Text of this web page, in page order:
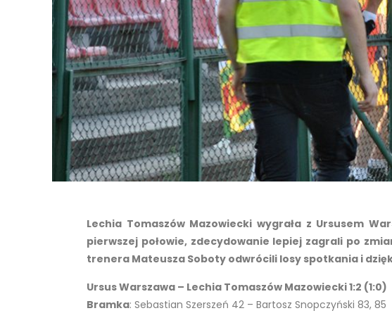
Lechia Tomaszów Mazowiecki wygrała z Ursusem
pierwszej połowie, zdecydowanie lepiej zagrali po
trenera Mateusza Soboty odwrócili losy spotkania i
Ursus Warszawa – Lechia Tomaszów Mazowiecki 1:2 (1:0)
Bramka: Sebastian Szerszeń 42 – Bartosz Snopczyński 83, 85